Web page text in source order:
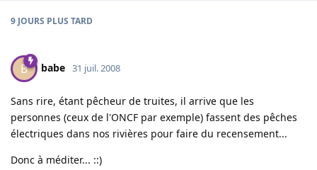
9 JOURS PLUS TARD
B babe 31 juil. 2008
Sans rire, étant pêcheur de truites, il arrive que les
personnes (ceux de l'ONCF par exemple) fassent des pêches
électriques dans nos rivières pour faire du recensement...
Donc à méditer... ::)